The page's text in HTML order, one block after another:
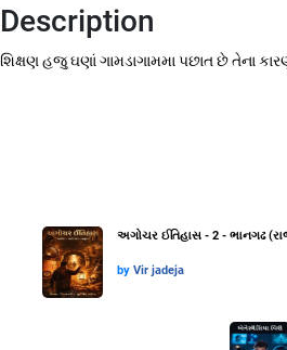
Description
શિક્ષણ હજુ ઘણાં ગામડાગામમા પછાત છે તેના
અગોચર ઈતિહાસ - 2 - ભાનગઢ
by Vir jadeja